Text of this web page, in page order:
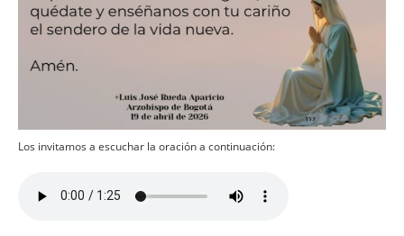
Los invitamos a escuchar la oración a continuación:
file